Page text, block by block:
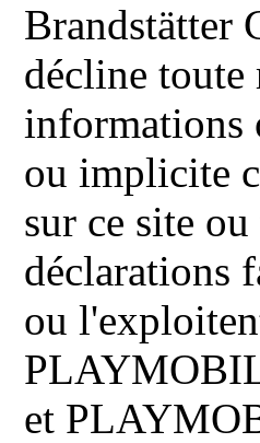
Brandstätter
décline toute
informations
ou implicite
sur ce site
déclarations
ou
et